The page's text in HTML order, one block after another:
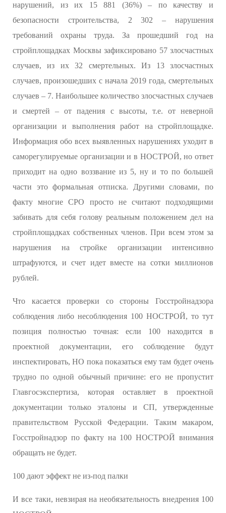
нарушений, из их 15 881 (36%) – по качеству и
безопасности строительства, 2 302 – нарушения
требований охраны труда. За прошедший год на
стройплощадках Москвы зафиксировано 57 злосчастных
случаев, из их 32 смертельных. Из 13 злосчастных
случаев, произошедших с начала 2019 года, смертельных
случаев – 7. Наибольшее количество злосчастных случаев
и смертей – от падения с высоты, т.е. от неверной
организации и выполнения работ на стройплощадке.
Информация обо всех выявленных нарушениях уходит в
саморегулируемые организации и в НОСТРОЙ, но ответ
приходит на одно воззвание из 5, ну и то по большей
части это формальная отписка. Другими словами, по
факту многие СРО просто не считают подходящими
забивать для себя голову реальным положением дел на
стройплощадках собственных членов. При всем этом за
нарушения на стройке организации интенсивно
штрафуются, и счет идет вместе на сотки миллионов
рублей.
Что касается проверки со стороны Госстройнадзора
соблюдения либо несоблюдения 100 НОСТРОЙ, то тут
позиция полностью точная: если 100 находится в
проектной документации, его соблюдение будут
инспектировать, НО пока показаться ему там будет очень
трудно по одной обычный причине: его не пропустит
Главгосэкспертиза, которая оставляет в проектной
документации только эталоны и СП, утвержденные
правительством Русской Федерации. Таким макаром,
Госстройнадзор по факту на 100 НОСТРОЙ внимания
обращать не будет.
100 дают эффект не из-под палки
И все таки, невзирая на необязательность внедрения 100